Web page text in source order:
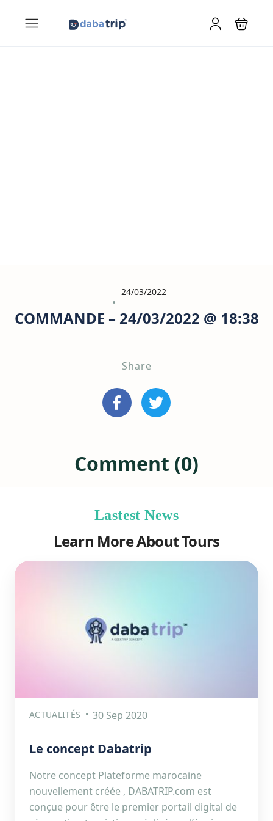
24/03/2022
COMMANDE – 24/03/2022 @ 18:38
Share
Comment (0)
Lastest News
Learn More About Tours
ACTUALITÉS 30 Sep 2020
Le concept Dabatrip
Notre concept Plateforme marocaine
nouvellement créée , DABATRIP.com est
conçue pour être le premier portail digital de